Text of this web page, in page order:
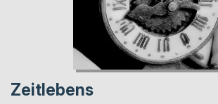
Zeitlebens